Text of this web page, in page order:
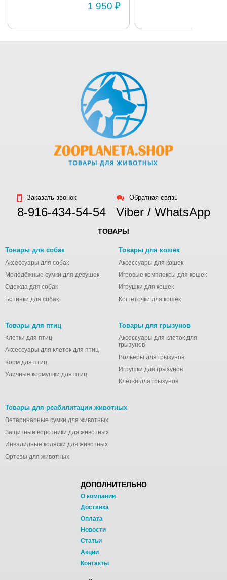
1 950 ₽
Заказать звонок
8-916-434-54-54
Обратная связь
Viber / WhatsApp
ТОВАРЫ
Товары для собак
Аксессуары для собак
Молодёжные сумки для девушек
Одежда для собак
Ботинки для собак
Товары для кошек
Аксессуары для кошек
Игровые комплексы для кошек
Игрушки для кошек
Когтеточки для кошек
Товары для птиц
Клетки для птиц
Аксессуары для клеток для птиц
Корм для птиц
Уличные кормушки для птиц
Товары для грызунов
Аксессуары для клеток для
грызунов
Вольеры для грызунов
Игрушки для грызунов
Клетки для грызунов
Товары для реабилитации животных
Ветеринарные сумки для животных
Защитные воротники для животных
Инвалидные коляски для животных
Ортезы для животных
ДОПОЛНИТЕЛЬНО
О компании
Доставка
Оплата
Новости
Статьи
Акции
Контакты